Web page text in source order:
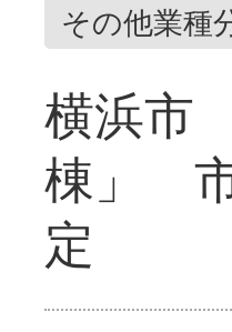
その他業種
横浜市
棟」
定